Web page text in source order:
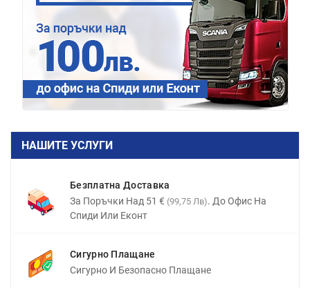
НАШИТЕ УСЛУГИ
Безплатна Доставка
За Поръчки Над 51 € (99,75 Лв). До Офис На
Спиди Или Еконт
Сигурно Плащане
Сигурно И Безопасно Плащане